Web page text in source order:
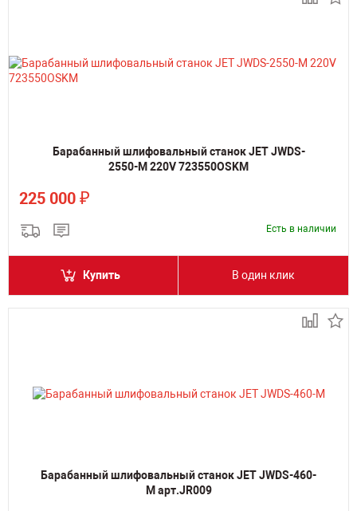
Барабанный шлифовальный станок JET JWDS-
2550-M 220V 723550OSKM
225 000 ₽
Есть в наличии
Купить В один клик
Барабанный шлифовальный станок JET JWDS-460-
M арт.JR009